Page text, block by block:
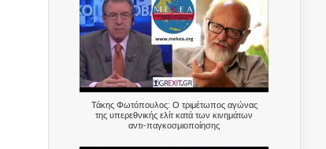
Τάκης Φωτόπουλος: Ο τριμέτωπος αγώνας
της υπερεθνικής ελίτ κατά των κινημάτων
αντι-παγκοσμιοποίησης